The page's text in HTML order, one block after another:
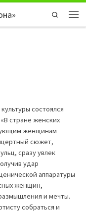
Search
состоялся
стране женских
женщинам
сюжет,
сразу увлек
удар
аппаратуры
женщин,
и мечты.
собраться и